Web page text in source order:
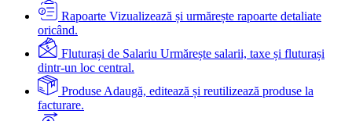
Rapoarte Vizualizează și urmărește rapoarte detaliate
oricând.
Fluturași de Salariu Urmărește salarii, taxe și fluturași
dintr-un loc central.
Produse Adaugă, editează și reutilizează produse la
facturare.